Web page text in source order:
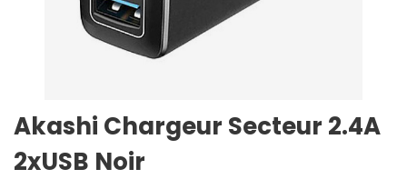
Akashi Chargeur Secteur 2.4A
2xUSB Noir